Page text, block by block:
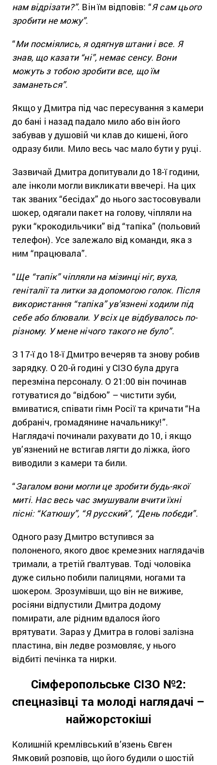
нам відрізати?”. Він їм відповів: “Я сам цього
зробити не можу”.
“Ми посміялись, я одягнув штани і все. Я
знав, що казати “ні”, немає сенсу. Вони
можуть з тобою зробити все, що їм
заманеться”.
Якщо у Дмитра під час пересування з камери
до бані і назад падало мило або він його
забував у душовій чи клав до кишені, його
одразу били. Мило весь час мало бути у руці.
Зазвичай Дмитра допитували до 18-ї години,
але інколи могли викликати ввечері. На цих
так званих “бесідах” до нього застосовували
шокер, одягали пакет на голову, чіпляли на
руки “крокодильчики” від “тапіка” (польовий
телефон). Усе залежало від команди, яка з
ним “працювала”.
“Ще “тапік” чіпляли на мізинці ніг, вуха,
геніталії та литки за допомогою голок. Після
використання “тапіка” ув’язнені ходили під
себе або блювали. У всіх це відбувалось по-
різному. У мене нічого такого не було”.
З 17-ї до 18-ї Дмитро вечеряв та знову робив
зарядку. О 20-й годині у СІЗО була друга
перезміна персоналу. О 21:00 він починав
готуватися до “відбою” – чистити зуби,
вмиватися, співати гімн Росії та кричати “На
добраніч, громадянине начальнику!”.
Наглядачі починали рахувати до 10, і якщо
ув’язнений не встигав лягти до ліжка, його
виводили з камери та били.
“Загалом вони могли це зробити будь-якої
миті. Нас весь час змушували вчити їхні
пісні: “Катюшу”, “Я русский”, “День побєди”.
Одного разу Дмитро вступився за
полоненого, якого двоє кремезних наглядачів
тримали, а третій ґвалтував. Тоді чоловіка
дуже сильно побили палицями, ногами та
шокером. Зрозумівши, що він не виживе,
росіяни відпустили Дмитра додому
помирати, але рідним вдалося його
врятувати. Зараз у Дмитра в голові залізна
пластина, він ледве розмовляє, у нього
відбиті печінка та нирки.
Сімферопольське СІЗО №2:
спецназівці та молоді наглядачі –
найжорстокіші
Колишній кремлівський в’язень Євген
Ямковий розповів, що його будили о шостій